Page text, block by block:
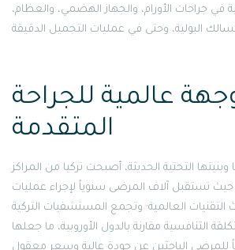
في جراحات الأورام، والجهاز الهضمي، والعظام،
وجهة عالمية للجراحة
المتقدمة
التحتية الحديثة، أصبحت تركيا من المراكز
حيث تستقبل آلاف المرضى سنوياً لإجراء عمليات
التقنيات العالمية· وتجمع المستشفيات التركية
التنافسية مقارنة بالدول الأوروبية، ما جعلها